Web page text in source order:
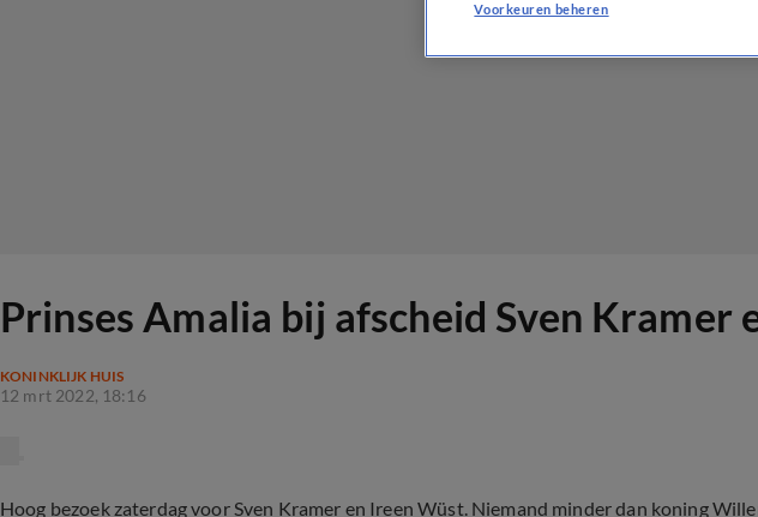
Prinses Amalia bij afscheid Sven Kramer
KONINKLIJK HUIS
12 mrt 2022, 18:16
Hoog bezoek zaterdag voor Sven Kramer en Ireen Wüst. Niemand minder dan koning
Voorkeuren beheren